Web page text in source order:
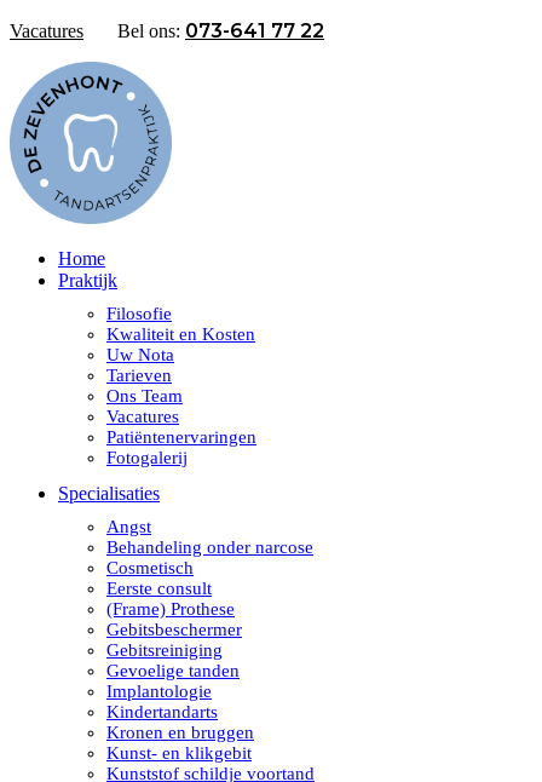
Vacatures Bel ons: 073-641 77 22
Home
Praktijk
Filosofie
Kwaliteit en Kosten
Uw Nota
Tarieven
Ons Team
Vacatures
Patiëntenervaringen
Fotogalerij
Specialisaties
Angst
Behandeling onder narcose
Cosmetisch
Eerste consult
(Frame) Prothese
Gebitsbeschermer
Gebitsreiniging
Gevoelige tanden
Implantologie
Kindertandarts
Kronen en bruggen
Kunst- en klikgebit
Kunststof schildje voortand